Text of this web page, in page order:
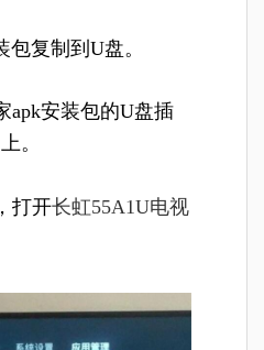
复制到U盘。
apk安装包的U盘插
。
打开长虹55A1U电视